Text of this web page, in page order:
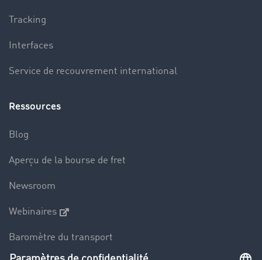
Tracking
Interfaces
Service de recouvrement international
Ressources
Blog
Aperçu de la bourse de fret
Newsroom
Webinaires
Baromètre du transport